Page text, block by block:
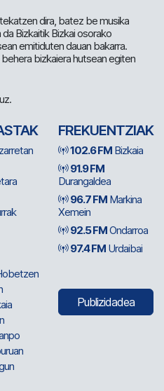
dira, batez be musika
Bizkaitik Bizkai osorako
emitiduten dauan bakarra.
bizkaiera hutsean egiten
FREKUENTZIAK
102.6 FM Bizkaia
91.9 FM
Durangaldea
96.7 FM Markina
Xemein
92.5 FMOndarroa
97.4 FM Urdaibai
Publizidadea